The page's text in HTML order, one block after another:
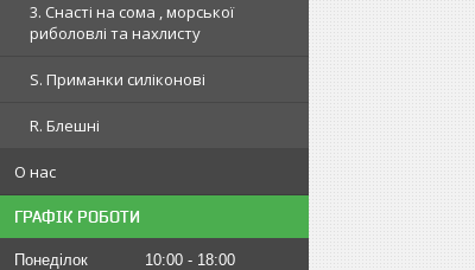
3. Снасті на сома , морської
риболовлі та нахлисту
S. Приманки силіконові
R. Блешні
О нас
ГРАФІК РОБОТИ
Понеділок 10:00
18:00